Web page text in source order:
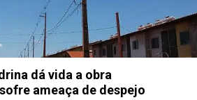
dá vida a obra
ameaça de despejo